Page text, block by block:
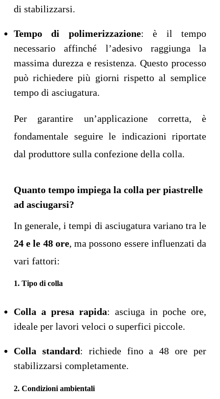
di stabilizzarsi.
Tempo di polimerizzazione: è il tempo
necessario affinché l’adesivo raggiunga la
massima durezza e resistenza. Questo processo
può richiedere più giorni rispetto al semplice
tempo di asciugatura.
Per garantire un’applicazione corretta, è
fondamentale seguire le indicazioni riportate
dal produttore sulla confezione della colla.
Quanto tempo impiega la colla per piastrelle
ad asciugarsi?
In generale, i tempi di asciugatura variano tra le
24 e le 48 ore, ma possono essere influenzati da
vari fattori:
1. Tipo di colla
Colla a presa rapida: asciuga in poche ore,
ideale per lavori veloci o superfici piccole.
Colla standard: richiede fino a 48 ore per
stabilizzarsi completamente.
2. Condizioni ambientali